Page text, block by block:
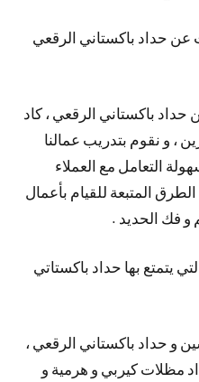
حداد باكستاني الرقعي
باكستاني الرقعي ، كاد
، و نقوم بتدريب عمالنا
التعامل مع العملاء
المتبعة للقيام بأعمال
و فك الحديد .
يتمتع بها حداد باكستاتي
و حداد باكستاني الرقعي ،
مظلات كيربي و هرمية و